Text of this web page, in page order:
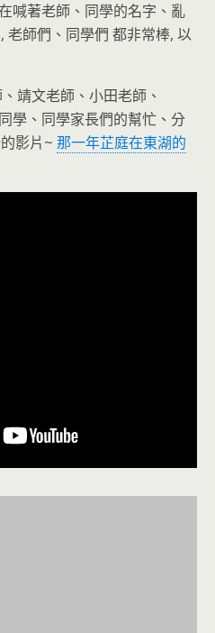
喊著老師、同學的名字、亂
老師們、同學們 都非常棒, 以
靖文老師、小田老師、
學、同學家長們的幫忙、分
影片~ 那一年芷庭在東湖的